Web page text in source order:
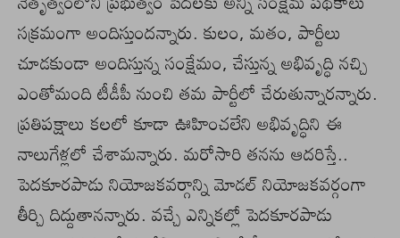
సక్రమంగా అందిస్తుందన్నారు. కులం, మతం, పార్టీలు
చూడకుండా అందిస్తున్న సంక్షేమం, చేస్తున్న అభివృద్ధి నచ్చి
ఎంతోమంది టీడీపీ నుంచి తమ పార్టీలో చేరుతున్నారన్నారు.
ప్రతిపక్షాలు కలలో కూడా ఊహించలేని అభివృద్ధిని ఈ
నాలుగేళ్లలో చేశామన్నారు. మరోసారి తనను ఆదరిస్తే..
పెదకూరపాడు నియోజకవర్గాన్ని మోడల్ నియోజకవర్గంగా
తీర్చి దిద్దుతానన్నారు. వచ్చే ఎన్నికల్లో పెదకూరపాడు